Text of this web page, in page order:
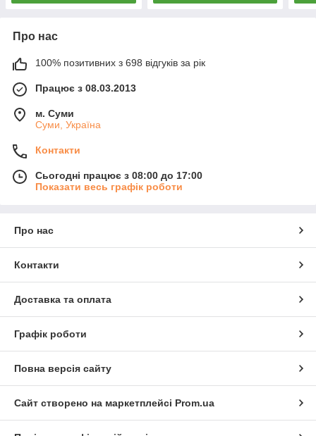
Про нас
100% позитивних з 698 відгуків за рік
Працює з 08.03.2013
м. Суми
Суми, Україна
Контакти
Сьогодні працює з 08:00 до 17:00
Показати весь графік роботи
Про нас
Контакти
Доставка та оплата
Графік роботи
Повна версія сайту
Сайт створено на маркетплейсі Prom.ua